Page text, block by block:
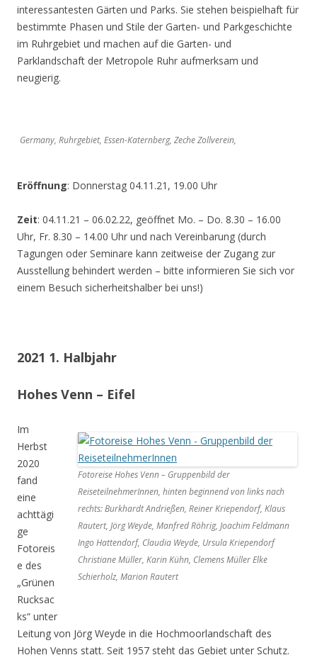
interessantesten Gärten und Parks. Sie stehen beispielhaft für
bestimmte Phasen und Stile der Garten- und Parkgeschichte
im Ruhrgebiet und machen auf die Garten- und
Parklandschaft der Metropole Ruhr aufmerksam und
neugierig.
Germany, Ruhrgebiet, Essen-Katernberg, Zeche Zollverein,
Eröffnung: Donnerstag 04.11.21, 19.00 Uhr
Zeit: 04.11.21 – 06.02.22, geöffnet Mo. – Do. 8.30 – 16.00
Uhr, Fr. 8.30 – 14.00 Uhr und nach Vereinbarung (durch
Tagungen oder Seminare kann zeitweise der Zugang zur
Ausstellung behindert werden – bitte informieren Sie sich vor
einem Besuch sicherheitshalber bei uns!)
2021 1. Halbjahr
Hohes Venn – Eifel
Fotoreise Hohes Venn – Gruppenbild der
ReiseteilnehmerInnen, hinten beginnend von links nach
rechts: Burkhardt Andrießen, Reiner Kriependorf, Klaus
Rautert, Jörg Weyde, Manfred Röhrig, Joachim Feldmann
Ingo Hattendorf, Claudia Weyde, Ursula Kriependorf
Christiane Müller, Karin Kühn, Clemens Müller Elke
Schierholz, Marion Rautert
Im
Herbst
2020
fand
eine
achttägi
ge
Fotoreis
e des
„Grünen
Rucksac
ks“ unter
Leitung von Jörg Weyde in die Hochmoorlandschaft des
Hohen Venns statt. Seit 1957 steht das Gebiet unter Schutz.